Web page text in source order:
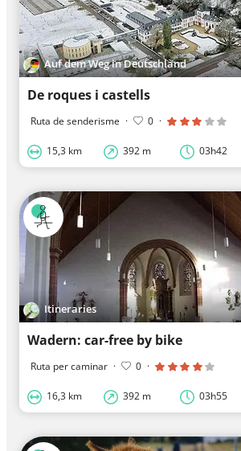
Auf dem Weg in Deutschland
De roques i castells
Ruta de senderisme · 0 ·
15,3 km 392 m 03h42
Itineraries
Wadern: car-free by bike
Ruta per caminar · 0 ·
16,3 km 392 m 03h55